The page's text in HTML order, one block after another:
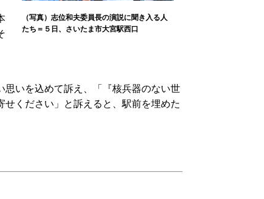
（写真）志位和夫委員長の演説に聞き入る人
たち＝５日、さいたま市大宮駅西口
いを込めて訴え、「『核兵器のない世
ください」と訴えると、駅前を埋めた